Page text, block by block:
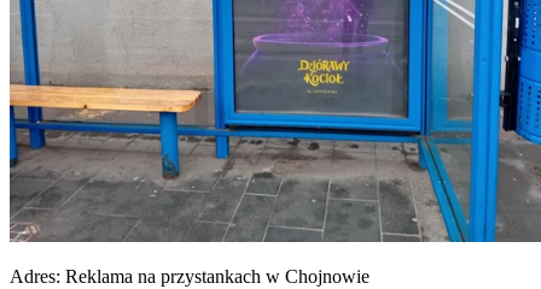
Adres: Reklama na przystankach w Chojnowie